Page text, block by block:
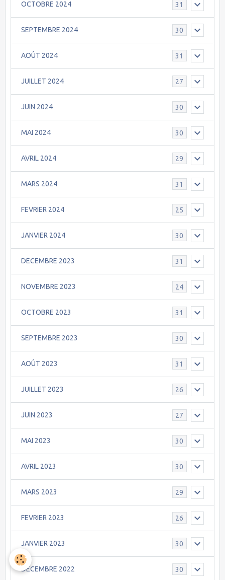
OCTOBRE 2024 31
SEPTEMBRE 2024 30
AOÛT 2024 31
JUILLET 2024 27
JUIN 2024 30
MAI 2024 30
AVRIL 2024 29
MARS 2024 31
FEVRIER 2024 25
JANVIER 2024 30
DECEMBRE 2023 31
NOVEMBRE 2023 24
OCTOBRE 2023 31
SEPTEMBRE 2023 30
AOÛT 2023 31
JUILLET 2023 26
JUIN 2023 27
MAI 2023 30
AVRIL 2023 30
MARS 2023 29
FEVRIER 2023 26
JANVIER 2023 30
DECEMBRE 2022 30